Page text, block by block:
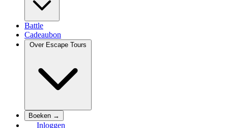
Battle
Cadeaubon
Over Escape Tours
Boeken →
Inloggen